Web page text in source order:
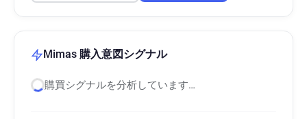
Mimas 購入意図シグナル
購買シグナルを分析しています…